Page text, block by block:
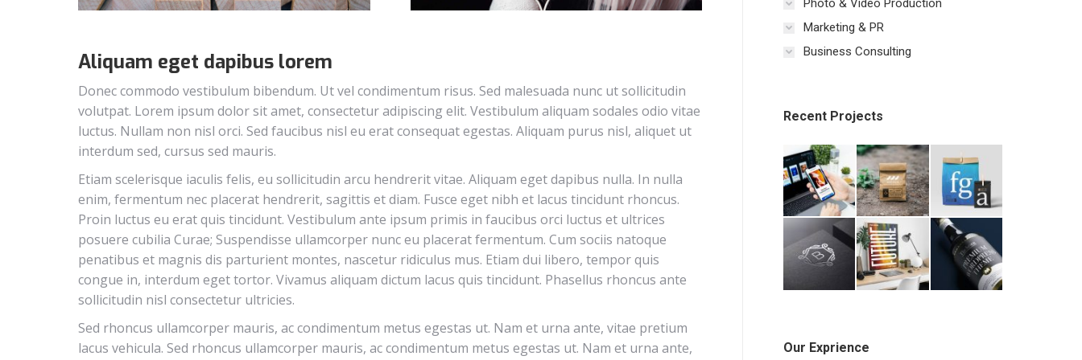
Aliquam eget dapibus lorem
Donec commodo vestibulum bibendum. Ut vel condimentum risus. Sed malesuada nunc ut sollicitudin
volutpat. Lorem ipsum dolor sit amet, consectetur adipiscing elit. Vestibulum aliquam sodales odio vitae
luctus. Nullam non nisl orci. Sed faucibus nisl eu erat consequat egestas. Aliquam purus nisl, aliquet ut
interdum sed, cursus sed mauris.
Etiam scelerisque iaculis felis, eu sollicitudin arcu hendrerit vitae. Aliquam eget dapibus nulla. In nulla
enim, fermentum nec placerat hendrerit, sagittis et diam. Fusce eget nibh et lacus tincidunt rhoncus.
Proin luctus eu erat quis tincidunt. Vestibulum ante ipsum primis in faucibus orci luctus et ultrices
posuere cubilia Curae; Suspendisse ullamcorper nunc eu placerat fermentum. Cum sociis natoque
penatibus et magnis dis parturient montes, nascetur ridiculus mus. Etiam dui libero, tempor quis
congue in, interdum eget tortor. Vivamus aliquam dictum lacus quis tincidunt. Phasellus rhoncus ante
sollicitudin nisl consectetur ultricies.
Sed rhoncus ullamcorper mauris, ac condimentum metus egestas ut. Nam et urna ante, vitae pretium
lacus vehicula. Sed rhoncus ullamcorper mauris, ac condimentum metus egestas ut. Nam et urna ante,
Photo & Video Production
Marketing & PR
Business Consulting
Recent Projects
Our Exprience